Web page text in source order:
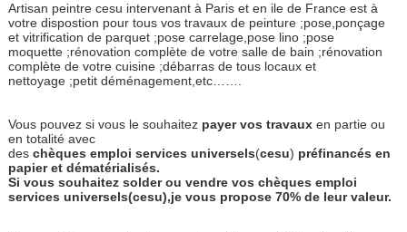
Artisan peintre cesu intervenant à Paris et en ile de France est à
votre dispostion pour tous vos travaux de peinture ;pose,ponçage
et vitrification de parquet ;pose carrelage,pose lino ;pose
moquette ;rénovation complète de votre salle de bain ;rénovation
complète de votre cuisine ;débarras de tous locaux et
nettoyage ;petit déménagement,etc…….
Vous pouvez si vous le souhaitez payer vos travauxen partie ou
en totalité avec
des chèques emploi services universels(cesu) préfinancés en
papier et dématérialisés.
Si vous souhaitez solder ou vendre vos chèques emploi
services universels(cesu),je vous propose 70% de leur valeur.